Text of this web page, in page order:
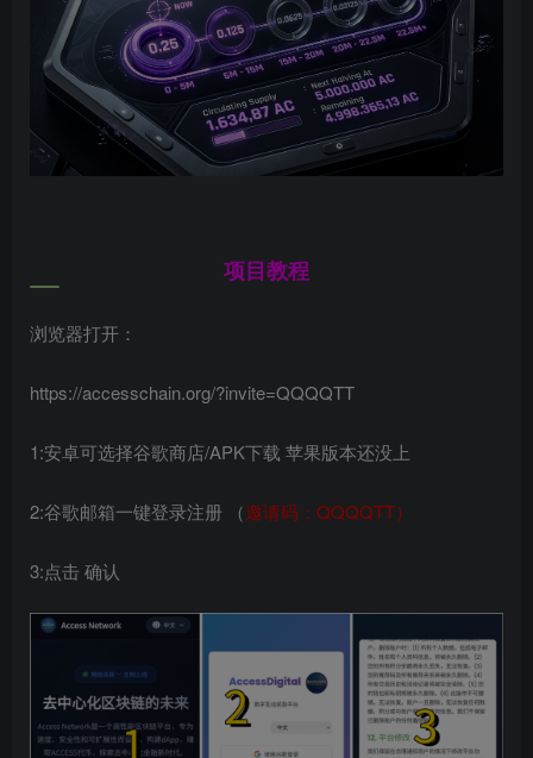
项目教程
浏览器打开：
https://accesschain.org/?invite=QQQQTT
1:安卓可选择谷歌商店/APK下载 苹果版本还没上
2:谷歌邮箱一键登录注册 （邀请码：QQQQTT）
3:点击 确认